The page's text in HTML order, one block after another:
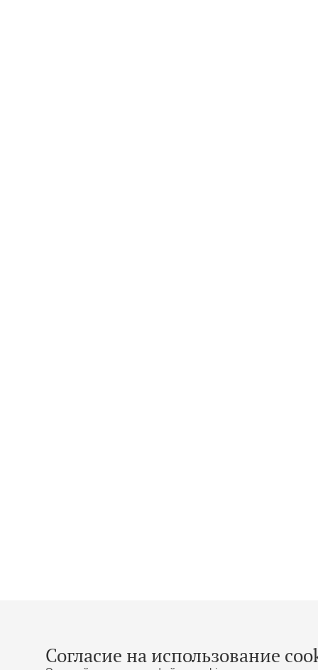
Согласие на использование